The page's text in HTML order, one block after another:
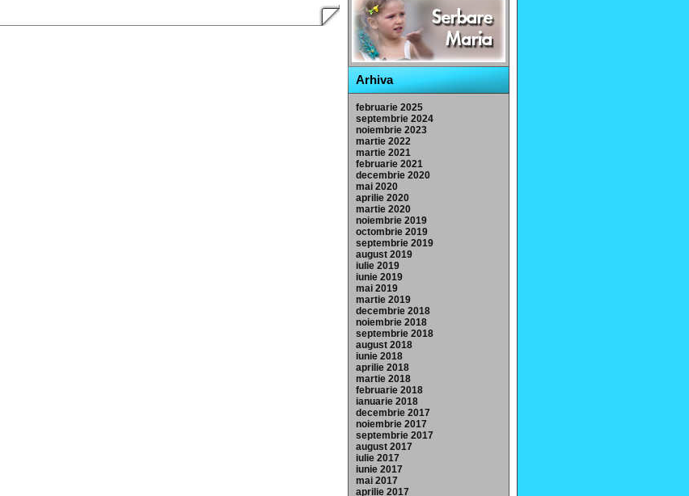
Arhiva
februarie 2025
septembrie 2024
noiembrie 2023
martie 2022
martie 2021
februarie 2021
decembrie 2020
mai 2020
aprilie 2020
martie 2020
noiembrie 2019
octombrie 2019
septembrie 2019
august 2019
iulie 2019
iunie 2019
mai 2019
martie 2019
decembrie 2018
noiembrie 2018
septembrie 2018
august 2018
iunie 2018
aprilie 2018
martie 2018
februarie 2018
ianuarie 2018
decembrie 2017
noiembrie 2017
septembrie 2017
august 2017
iulie 2017
iunie 2017
mai 2017
aprilie 2017